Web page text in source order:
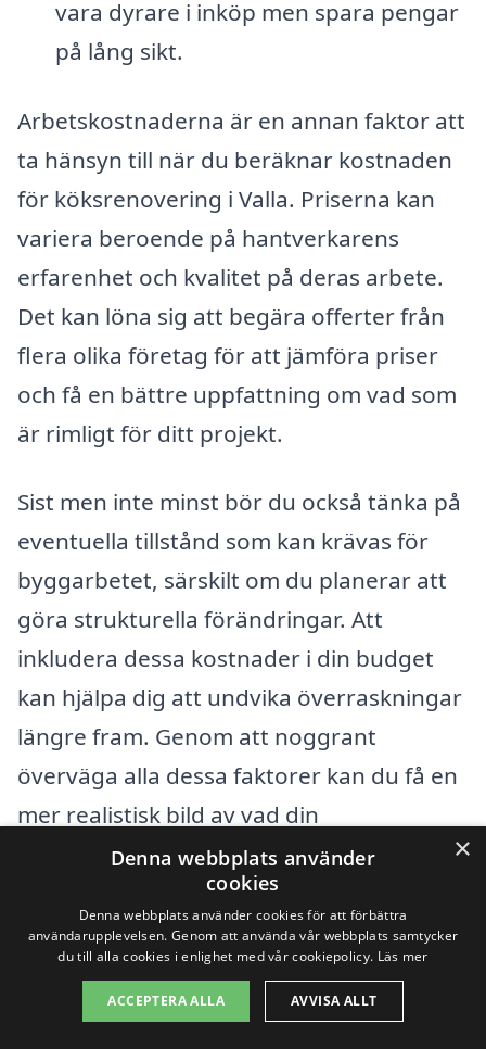
vara dyrare i inköp men spara pengar
på lång sikt.
Arbetskostnaderna är en annan faktor att
ta hänsyn till när du beräknar kostnaden
för köksrenovering i Valla. Priserna kan
variera beroende på hantverkarens
erfarenhet och kvalitet på deras arbete.
Det kan löna sig att begära offerter från
flera olika företag för att jämföra priser
och få en bättre uppfattning om vad som
är rimligt för ditt projekt.
Sist men inte minst bör du också tänka på
eventuella tillstånd som kan krävas för
byggarbetet, särskilt om du planerar att
göra strukturella förändringar. Att
inkludera dessa kostnader i din budget
kan hjälpa dig att undvika överraskningar
längre fram. Genom att noggrant
överväga alla dessa faktorer kan du få en
mer realistisk bild av vad din
köksrenovering i Valla kommer att kosta.
Få 3 erbjudanden, gratis och utan
förpliktelser
×
Denna webbplats använder
cookies
Denna webbplats använder cookies för att förbättra
användarupplevelsen. Genom att använda vår webbplats samtycker
du till alla cookies i enlighet med vår cookiepolicy. Läs mer
ACCEPTERA ALLA AVVISA ALLT